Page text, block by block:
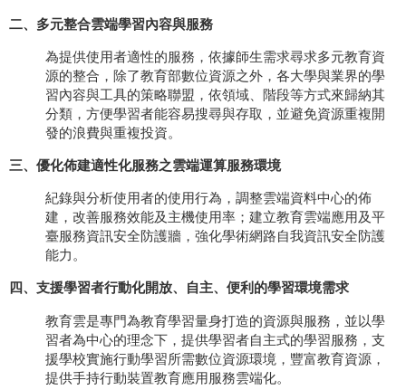
二、多元整合雲端學習內容與服務
為提供使用者適性的服務，依據師生需求尋求多元教育資
源的整合，除了教育部數位資源之外，各大學與業界的學
習內容與工具的策略聯盟，依領域、階段等方式來歸納其
分類，方便學習者能容易搜尋與存取，並避免資源重複開
發的浪費與重複投資。
三、優化佈建適性化服務之雲端運算服務環境
紀錄與分析使用者的使用行為，調整雲端資料中心的佈
建，改善服務效能及主機使用率；建立教育雲端應用及平
臺服務資訊安全防護牆，強化學術網路自我資訊安全防護
能力。
四、支援學習者行動化開放、自主、便利的學習環境需求
教育雲是專門為教育學習量身打造的資源與服務，並以學
習者為中心的理念下，提供學習者自主式的學習服務，支
援學校實施行動學習所需數位資源環境，豐富教育資源，
提供手持行動裝置教育應用服務雲端化。